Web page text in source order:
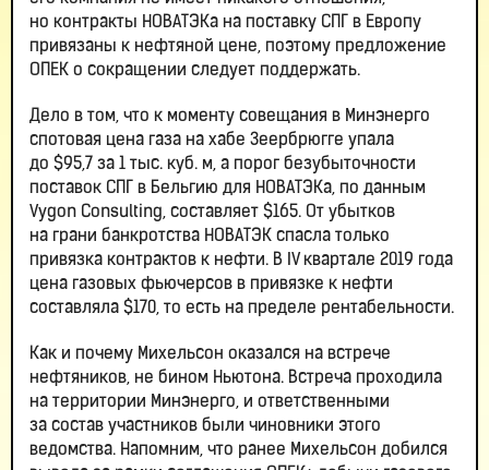
но контракты НОВАТЭКа на поставку СПГ в Европу
привязаны к нефтяной цене, поэтому предложение
ОПЕК о сокращении следует поддержать.
Дело в том, что к моменту совещания в Минэнерго
спотовая цена газа на хабе Зеербрюгге упала
до $95,7 за 1 тыс. куб. м, а порог безубыточности
поставок СПГ в Бельгию для НОВАТЭКа, по данным
Vygon Consulting, составляет $165. От убытков
на грани банкротства НОВАТЭК спасла только
привязка контрактов к нефти. В IV квартале 2019 года
цена газовых фьючерсов в привязке к нефти
составляла $170, то есть на пределе рентабельности.
Как и почему Михельсон оказался на встрече
нефтяников, не бином Ньютона. Встреча проходила
на территории Минэнерго, и ответственными
за состав участников были чиновники этого
ведомства. Напомним, что ранее Михельсон добился